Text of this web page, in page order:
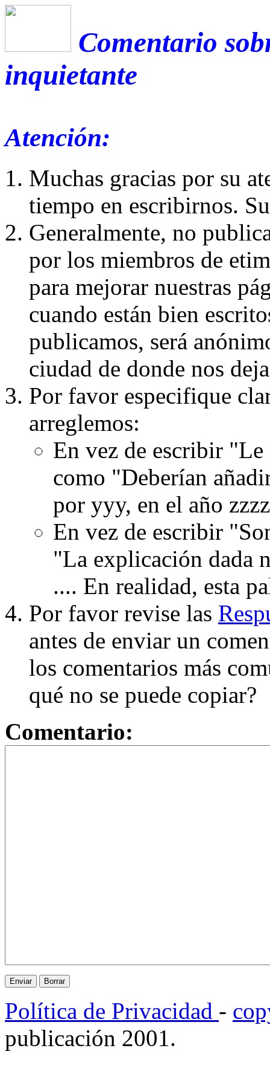
Comentario
inquietante
Atención:
Muchas gracias por su
tiempo en escribirnos.
Generalmente, no
por los miembros de
para mejorar nuestras
cuando están bien
publicamos, será
ciudad de donde nos
Por favor especifique
arreglemos:
En vez de escribir
como "Deberían
por yyy, en el año
En vez de escribir
"La explicación dada
.... En realidad, esta
Por favor revise las
antes de enviar un
los comentarios más
qué no se puede copiar?
Comentario:
Política de Privacidad -
publicación 2001.